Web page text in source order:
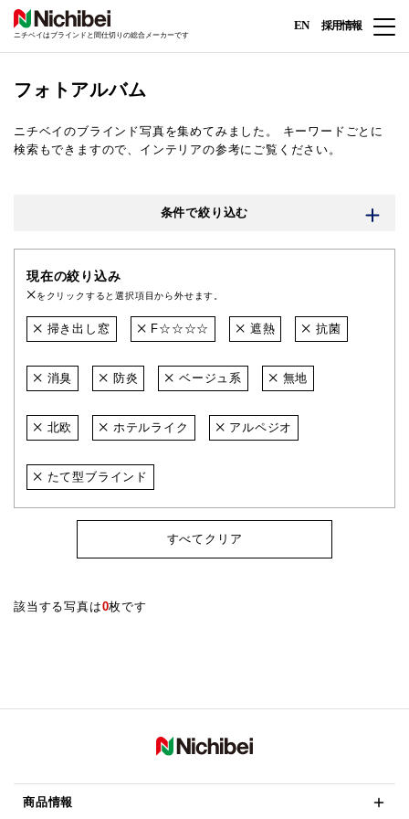
ニチベイはブラインドと間仕切りの総合メーカーです
EN 採用情報
フォトアルバム
ニチベイのブラインド写真を集めてみました。
キーワードごとに
検索もできますので、インテリアの参考にご覧ください。
条件で絞り込む
現在の絞り込み
をクリックすると選択項目から外せます。
掃き出し窓 F☆☆☆☆ 遮熱 抗菌
消臭 防炎 ベージュ系 無地
北欧 ホテルライク アルペジオ
たて型ブラインド
すべてクリア
該当する写真は0枚です
商品情報